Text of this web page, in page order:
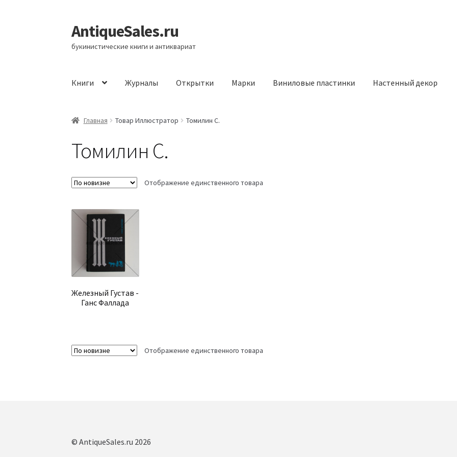
Перейти
к
навигации
Перейти
к
содержимому
AntiqueSales.ru
букинистические книги и антиквариат
Книги Журналы Открытки Марки Виниловые пластинки Настенный декор
ГлавнаяГлавная Товар Иллюстратор Томилин С.
Томилин С.
Отображение единственного товара
Железный Густав -
Ганс Фаллада
Отображение единственного товара
© AntiqueSales.ru 2026